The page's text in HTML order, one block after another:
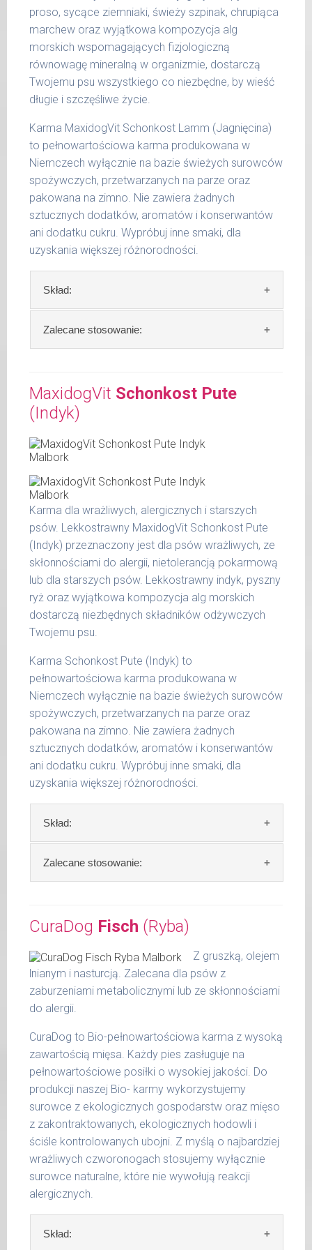
czynników.
Waga netto/Nr art.: 200 g/1005 | 400
g/1021 | 800 g/1029
proso, sycące ziemniaki, świeży szpinak, chrupiąca
marchew oraz wyjątkowa kompozycja alg
morskich wspomagających fizjologiczną
równowagę mineralną w organizmie, dostarczą
Twojemu psu wszystkiego co niezbędne, by wieść
długie i szczęśliwe życie.
Karma MaxidogVit Schonkost Lamm (Jagnięcina)
to pełnowartościowa karma produkowana w
Niemczech wyłącznie na bazie świeżych surowców
spożywczych, przetwarzanych na parze oraz
pakowana na zimno. Nie zawiera żadnych
sztucznych dodatków, aromatów i konserwantów
ani dodatku cukru. Wypróbuj inne smaki, dla
uzyskania większej różnorodności.
Skład:
Skład:mięso i produkty pochodzenia
zwierzęcego: 69% jagnięcina, 4% ziemniaki,
Szczegółowa analiza składu:
surowe białko 10,60 %
popiół surowy 1,90 %
włókno surowe 0,50 %
wilgotność 78,00 %
wapń 0,37 %
fosfor 0,24 %
Zalecane stosowanie:
świeży posiłek, oferujemy różne objętości
puszek. Zalecamy przechowywanie
otwartych opakowań w lodówce, nie dłużej
niż 2 dni.
MaxidogVit Schonkost Lamm (Jagnięcina)
waga
psa
dzienna
porcja
do 5
kg
200 g
6 - 14
kg
300 g
15 -
25 kg
26 -
35 kg
800 g
36 -
50 kg
1000 g
51 -
1200 g
Podane liczby są wartościami orientacyjnymi.
Indywidualne potrzeby zależne są od rasy,
aktywności, warunków hodowli oraz innych
czynników.
MaxidogVit Schonkost Pute
(Indyk)
Karma dla wrażliwych, alergicznych i starszych
psów. Lekkostrawny MaxidogVit Schonkost Pute
(Indyk) przeznaczony jest dla psów wrażliwych, ze
skłonnościami do alergii, nietolerancją pokarmową
lub dla starszych psów. Lekkostrawny indyk, pyszny
ryż oraz wyjątkowa kompozycja alg morskich
dostarczą niezbędnych składników odżywczych
Twojemu psu.
Karma Schonkost Pute (Indyk) to
pełnowartościowa karma produkowana w
Niemczech wyłącznie na bazie świeżych surowców
spożywczych, przetwarzanych na parze oraz
pakowana na zimno. Nie zawiera żadnych
sztucznych dodatków, aromatów i konserwantów
ani dodatku cukru. Wypróbuj inne smaki, dla
uzyskania większej różnorodności.
Skład:
Skład:mięso i produkty pochodzenia
zwierzęcego: 69% indyk, 4% ryż, bulion mięsny,
Szczegółowa analiza składu:
surowe białko 10,40 %
tłuszcz surowy 5,30 %
popiół surowy 2,00 %
włókno surowe 0,40 %
wapń 0,40 %
fosfor 0,24 %
Zalecane stosowanie:
świeży posiłek, oferujemy różne objętości
puszek. Zalecamy przechowywanie
otwartych opakowań w lodówce, nie dłużej
niż 2 dni.
W tabeli ujęto dzienne zapotrzebowanie na
MaxidogVit Schonkost Pute (Indyk)
waga
dzienna
porcja
do 5
kg
200 g
6 - 14
kg
300 g
15 -
25 kg
400 g
26 -
35 kg
800 g
CuraDog Fisch (Ryba)
Z gruszką, olejem
lnianym i nasturcją. Zalecana dla psów z
zaburzeniami metabolicznymi lub ze skłonnościami
do alergii.
CuraDog to Bio-pełnowartościowa karma z wysoką
zawartością mięsa. Każdy pies zasługuje na
pełnowartościowe posiłki o wysokiej jakości. Do
produkcji naszej Bio- karmy wykorzystujemy
surowce z ekologicznych gospodarstw oraz mięso
z zakontraktowanych, ekologicznych hodowli i
ściśle kontrolowanych ubojni. Z myślą o najbardziej
wrażliwych czworonogach stosujemy wyłącznie
surowce naturalne, które nie wywołują reakcji
alergicznych.
Skład: